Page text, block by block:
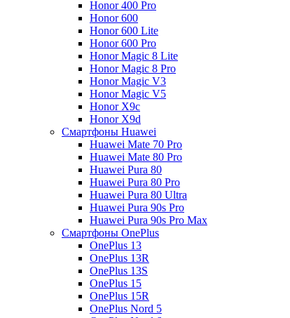
Honor 400 Pro
Honor 600
Honor 600 Lite
Honor 600 Pro
Honor Magic 8 Lite
Honor Magic 8 Pro
Honor Magic V3
Honor Magic V5
Honor X9c
Honor X9d
Смартфоны Huawei
Huawei Mate 70 Pro
Huawei Mate 80 Pro
Huawei Pura 80
Huawei Pura 80 Pro
Huawei Pura 80 Ultra
Huawei Pura 90s Pro
Huawei Pura 90s Pro Max
Смартфоны OnePlus
OnePlus 13
OnePlus 13R
OnePlus 13S
OnePlus 15
OnePlus 15R
OnePlus Nord 5